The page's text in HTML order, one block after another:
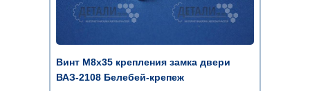
Винт М8х35 крепления замка двери
ВАЗ-2108 Белебей-крепеж